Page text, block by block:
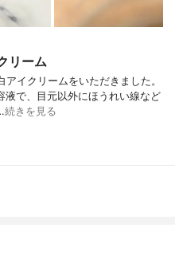
リーム
イクリームをいただきました。
液で、目元以外にほうれい線など
続きを見る